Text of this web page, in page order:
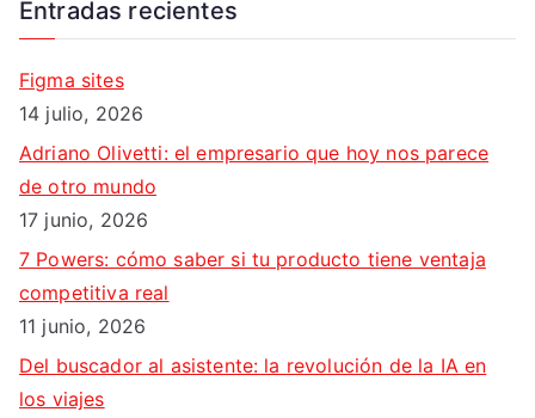
Entradas recientes
Figma sites
14 julio, 2026
Adriano Olivetti: el empresario que hoy nos parece
de otro mundo
17 junio, 2026
7 Powers: cómo saber si tu producto tiene ventaja
competitiva real
11 junio, 2026
Del buscador al asistente: la revolución de la IA en
los viajes